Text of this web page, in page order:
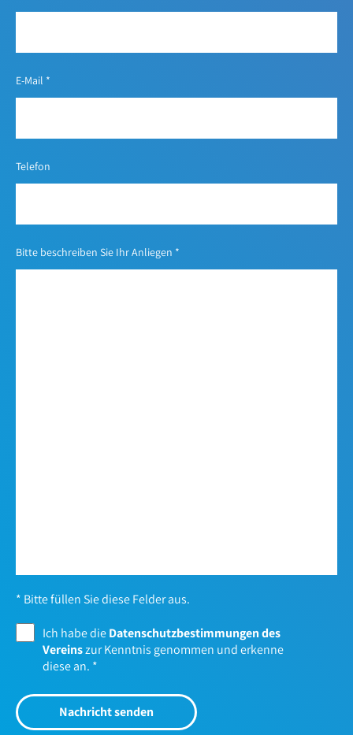
E-Mail *
Telefon
Bitte beschreiben Sie Ihr Anliegen *
* Bitte füllen Sie diese Felder aus.
Ich habe dieDatenschutzbestimmungen des
Vereinszur Kenntnis genommen und erkenne
diese an. *
Nachricht senden